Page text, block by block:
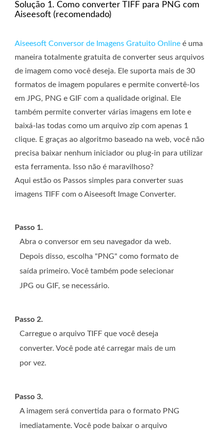
Solução 1. Como converter TIFF para PNG com
Aiseesoft (recomendado)
Aiseesoft Conversor de Imagens Gratuito Online é uma
maneira totalmente gratuita de converter seus arquivos
de imagem como você deseja. Ele suporta mais de 30
formatos de imagem populares e permite convertê-los
em JPG, PNG e GIF com a qualidade original. Ele
também permite converter várias imagens em lote e
baixá-las todas como um arquivo zip com apenas 1
clique. E graças ao algoritmo baseado na web, você não
precisa baixar nenhum iniciador ou plug-in para utilizar
esta ferramenta. Isso não é maravilhoso?
Aqui estão os Passos simples para converter suas
imagens TIFF com o Aiseesoft Image Converter.
Passo 1.
Abra o conversor em seu navegador da web.
Depois disso, escolha "PNG" como formato de
saída primeiro. Você também pode selecionar
JPG ou GIF, se necessário.
Passo 2.
Carregue o arquivo TIFF que você deseja
converter. Você pode até carregar mais de um
por vez.
Passo 3.
A imagem será convertida para o formato PNG
imediatamente. Você pode baixar o arquivo